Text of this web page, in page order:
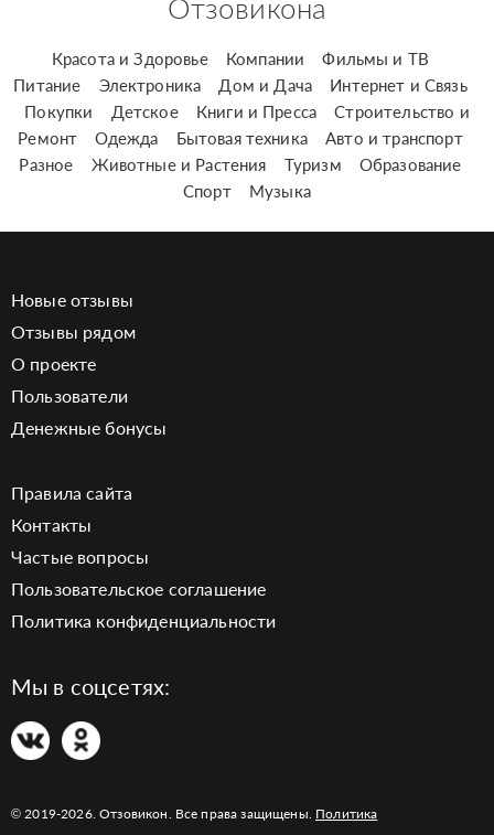
Отзовикона
Красота и Здоровье Компании
Фильмы и ТВ
Питание
Электроника Дом и Дача
Интернет и Связь
Покупки
Детское Книги и Пресса
Строительство и
Ремонт
Одежда Бытовая техника
Авто и транспорт
Разное
Животные и Растения Туризм
Образование
Спорт
Музыка
Новые отзывы
Отзывы рядом
О проекте
Пользователи
Денежные бонусы
Правила сайта
Контакты
Частые вопросы
Пользовательское соглашение
Политика конфиденциальности
Мы в соцсетях:
© 2019-2026. Отзовикон. Все права защищены. Политика